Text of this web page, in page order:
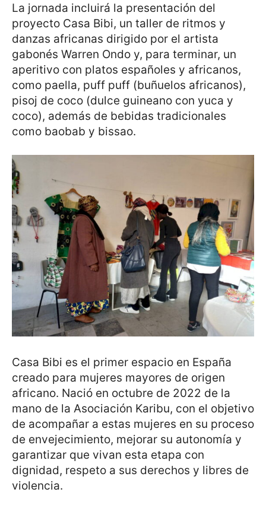
La jornada incluirá la presentación del
proyecto Casa Bibi, un taller de ritmos y
danzas africanas dirigido por el artista
gabonés Warren Ondo y, para terminar, un
aperitivo con platos españoles y africanos,
como paella, puff puff (buñuelos africanos),
pisoj de coco (dulce guineano con yuca y
coco), además de bebidas tradicionales
como baobab y bissao.
Casa Bibi es el primer espacio en España
creado para mujeres mayores de origen
africano. Nació en octubre de 2022 de la
mano de la Asociación Karibu, con el objetivo
de acompañar a estas mujeres en su proceso
de envejecimiento, mejorar su autonomía y
garantizar que vivan esta etapa con
dignidad, respeto a sus derechos y libres de
violencia.